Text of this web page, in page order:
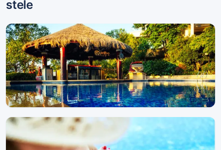
stele
Hoteluri de 5 stele
2 proprietăți